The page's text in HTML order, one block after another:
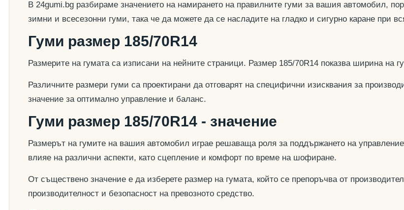
В 24gumi.bg разбираме значението на намирането на правилните гуми за вашия автомобил,
зимни и всесезонни гуми, така че да можете да се насладите на гладко и сигурно каране при
Гуми размер 185/70R14
Размерите на гумата са изписани на нейните страници. Размер 185/70R14 показва ширина на
Различните размери гуми са проектирани да отговарят на специфични изисквания за
значение за оптимално управление и баланс.
Гуми размер 185/70R14 - значение
Размерът на гумите на вашия автомобил играе решаваща роля за поддържането на
влияе на различни аспекти, като сцепление и комфорт по време на шофиране.
От съществено значение е да изберете размер на гумата, който се препоръчва от
производителност и безопасност на превозното средство.